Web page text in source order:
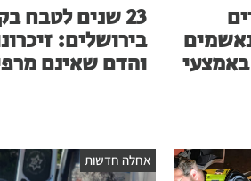
בדרום: 15 נאשמים בירושלים:
והדם שאינם
אחלה חדשות